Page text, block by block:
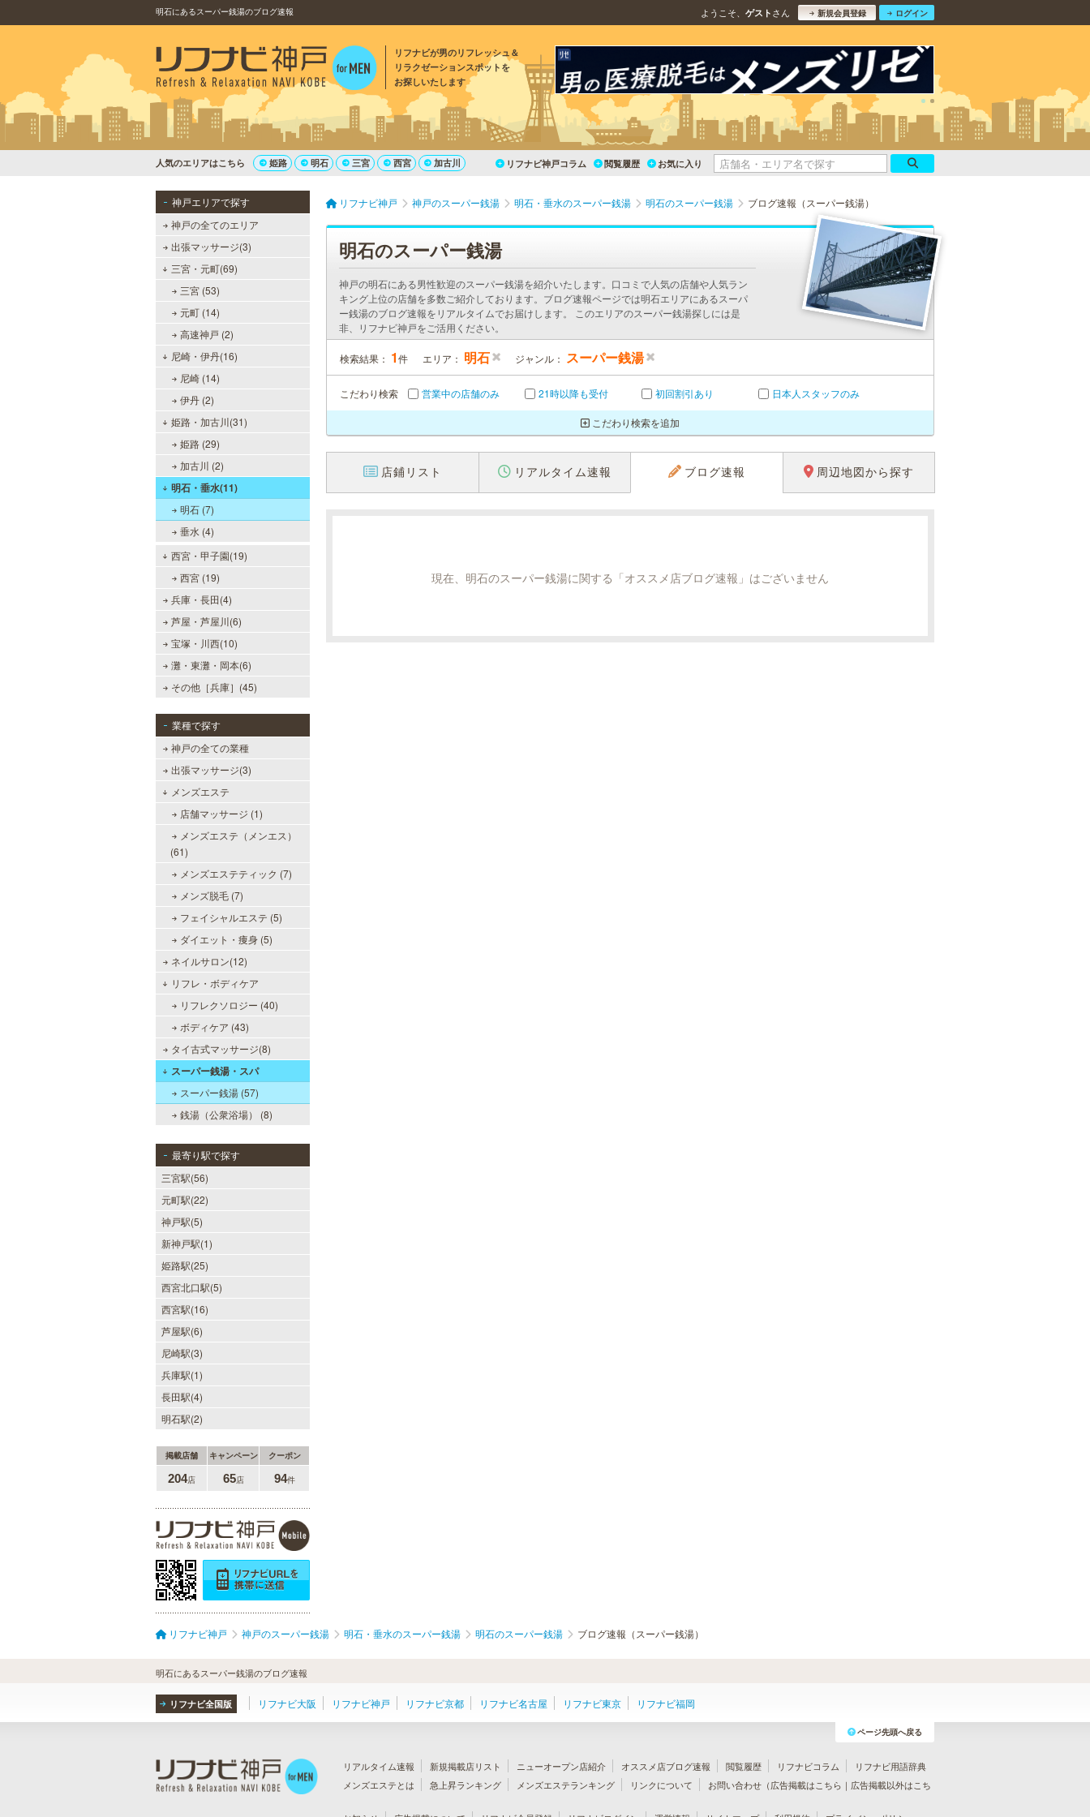
明石にあるスーパー銭湯のブログ速報 ようこそ、 ゲスト さん 新規会員登録 ログイン
リフナビが男のリフレッシュ＆
リラクゼーションスポットを
お探しいたします
人気のエリアはこちら 姫路 明石 三宮 西宮 加古川 リフナビ神戸コラム 閲覧履歴 お気に入り
神戸エリアで探す
神戸の全てのエリア
出張マッサージ(3)
三宮・元町(69)
三宮 (53)
元町 (14)
高速神戸 (2)
尼崎・伊丹(16)
尼崎 (14)
伊丹 (2)
姫路・加古川(31)
姫路 (29)
加古川 (2)
明石・垂水(11)
明石 (7)
垂水 (4)
西宮・甲子園(19)
西宮 (19)
兵庫・長田(4)
芦屋・芦屋川(6)
宝塚・川西(10)
灘・東灘・岡本(6)
その他［兵庫］(45)
業種で探す
神戸の全ての業種
出張マッサージ(3)
メンズエステ
店舗マッサージ (1)
メンズエステ（メンエス）
(61)
メンズエステティック (7)
メンズ脱毛 (7)
フェイシャルエステ (5)
ダイエット・痩身 (5)
ネイルサロン(12)
リフレ・ボディケア
リフレクソロジー (40)
ボディケア (43)
タイ古式マッサージ(8)
スーパー銭湯・スパ
スーパー銭湯 (57)
銭湯（公衆浴場） (8)
最寄り駅で探す
三宮駅(56)
元町駅(22)
神戸駅(5)
新神戸駅(1)
姫路駅(25)
西宮北口駅(5)
西宮駅(16)
芦屋駅(6)
尼崎駅(3)
兵庫駅(1)
長田駅(4)
明石駅(2)
掲載店舗 キャンペーン クーポン
204店 65店 94件
リフナビ神戸 神戸のスーパー銭湯 明石・垂水のスーパー銭湯 明石のスーパー銭湯 ブログ速報（スーパー銭湯）
明石のスーパー銭湯
神戸の明石にある男性歓迎のスーパー銭湯を紹介いたします。口コミで人気の店舗や人気ラン
キング上位の店舗を多数ご紹介しております。ブログ速報ページでは明石エリアにあるスーパ
ー銭湯のブログ速報をリアルタイムでお届けします。 このエリアのスーパー銭湯探しには是
非、リフナビ神戸をご活用ください。
検索結果： 1件 エリア： 明石 ジャンル： スーパー銭湯
こだわり検索 営業中の店舗のみ 21時以降も受付 初回割引あり 日本人スタッフのみ
こだわり検索を追加
店鋪リスト リアルタイム速報 ブログ速報 周辺地図から探す
現在、明石のスーパー銭湯に関する「オススメ店ブログ速報」はございません
リフナビ神戸 神戸のスーパー銭湯 明石・垂水のスーパー銭湯 明石のスーパー銭湯 ブログ速報（スーパー銭湯）
明石にあるスーパー銭湯のブログ速報
リフナビ全国版 リフナビ大阪 リフナビ神戸 リフナビ京都 リフナビ名古屋 リフナビ東京 リフナビ福岡
ページ先頭へ戻る
リアルタイム速報 新規掲載店リスト ニューオープン店紹介 オススメ店ブログ速報 閲覧履歴 リフナビコラム
リフナビ用語辞典
メンズエステとは
急上昇ランキング メンズエステランキング リンクについて お問い合わせ（広告掲載はこちら ｜ 広告掲載以外はこち